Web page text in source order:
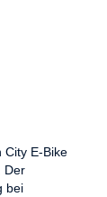
City E-Bike
Der
bei